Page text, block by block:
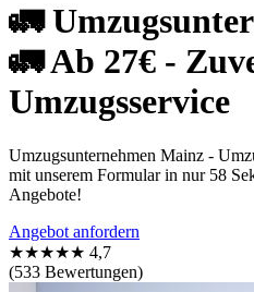
🚛
🚛 Ab 27€ -
Umzugsservice
Umzugsunternehmen Mainz -
mit unserem Formular in nur 58
Angebote!
Angebot anfordern
★★★★★ 4,7
(533 Bewertungen)